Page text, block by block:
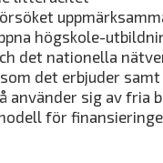
högskole-
det nationella
det erbjuder
använder sig av fria
för